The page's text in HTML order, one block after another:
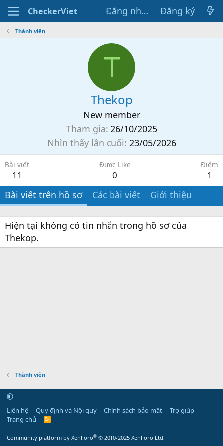
CheckerViet Đăng nhập Đăng ký
Thành viên
T
Thekop
New member
Tham gia 26/10/2025
Nhìn thấy lần cuối 23/05/2026
Bài viết
11
Được Like
0
Điểm
1
Bài viết trên hồ sơ Các bài viết Giới thiệu
Hiện tại không có tin nhắn trong hồ sơ của
Thekop.
Thành viên
Liên hệ Quy định và Nội quy Chính sách bảo mật
Trợ giúp
Trang chủ
R
Community platform by XenForo® © 2010-2025 XenForo Ltd.